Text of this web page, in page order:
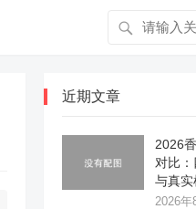
近期文章
2026
对比
与真
2026年